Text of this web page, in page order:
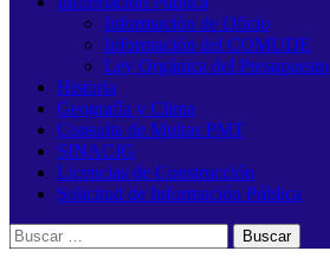
Información de Oficio
Información del COMUDE
Ley Orgánica del Presupuesto
Historia
Geografía y Clima
Consulta de Multas PMT
SINACIG
Licencias de Construcción
Solicitud de Información Pública
Buscar: